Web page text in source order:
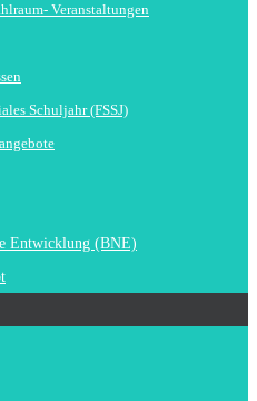
Veranstaltungen
Schuljahr (FSSJ)
Entwicklung (BNE)